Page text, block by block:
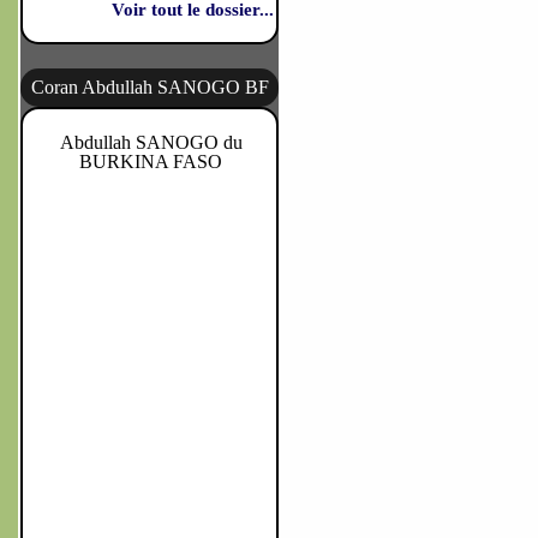
Voir tout le dossier...
Coran Abdullah SANOGO BF
Abdullah SANOGO du
BURKINA FASO